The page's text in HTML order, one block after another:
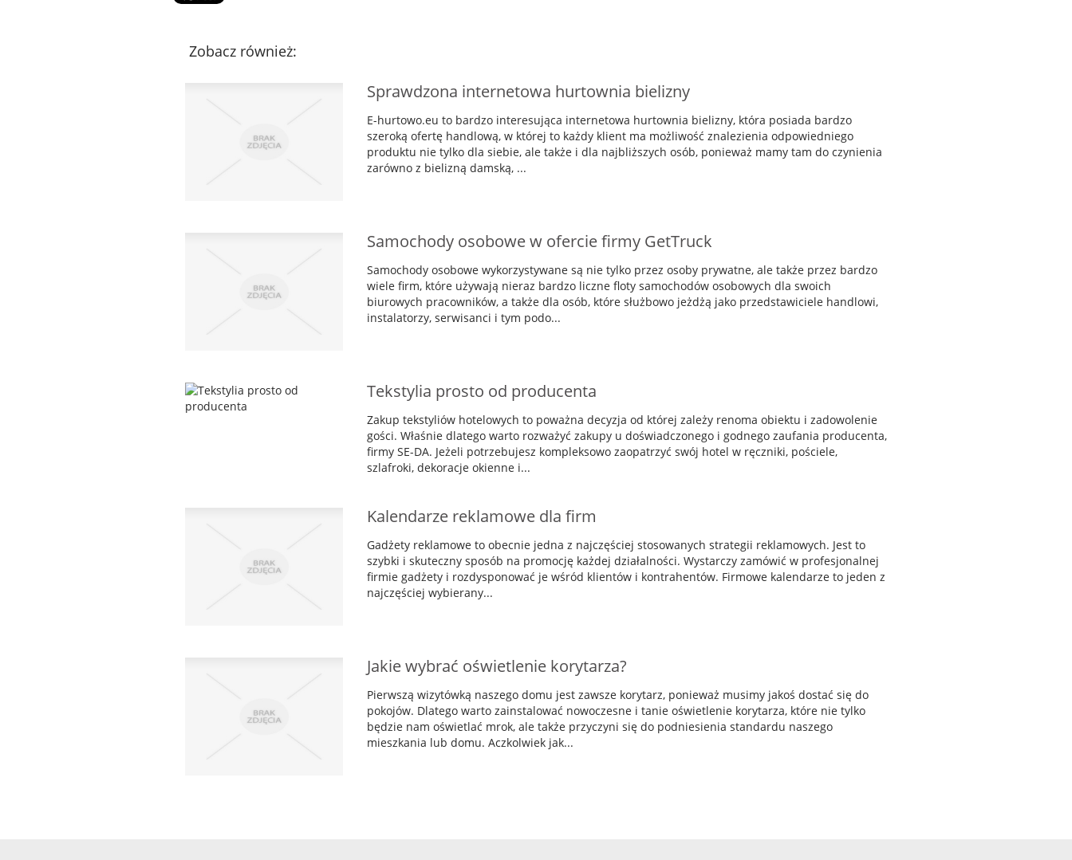
Zobacz również:
Sprawdzona internetowa hurtownia bielizny
E-hurtowo.eu to bardzo interesująca internetowa hurtownia bielizny, która posiada bardzo
szeroką ofertę handlową, w której to każdy klient ma możliwość znalezienia odpowiedniego
produktu nie tylko dla siebie, ale także i dla najbliższych osób, ponieważ mamy tam do czynienia
zarówno z bielizną damską, ...
Samochody osobowe w ofercie firmy GetTruck
Samochody osobowe wykorzystywane są nie tylko przez osoby prywatne, ale także przez bardzo
wiele firm, które używają nieraz bardzo liczne floty samochodów osobowych dla swoich
biurowych pracowników, a także dla osób, które służbowo jeżdżą jako przedstawiciele handlowi,
instalatorzy, serwisanci i tym podo...
Tekstylia prosto od producenta
Zakup tekstyliów hotelowych to poważna decyzja od której zależy renoma obiektu i zadowolenie
gości. Właśnie dlatego warto rozważyć zakupy u doświadczonego i godnego zaufania producenta,
firmy SE-DA. Jeżeli potrzebujesz kompleksowo zaopatrzyć swój hotel w ręczniki, pościele,
szlafroki, dekoracje okienne i...
Kalendarze reklamowe dla firm
Gadżety reklamowe to obecnie jedna z najczęściej stosowanych strategii reklamowych. Jest to
szybki i skuteczny sposób na promocję każdej działalności. Wystarczy zamówić w profesjonalnej
firmie gadżety i rozdysponować je wśród klientów i kontrahentów. Firmowe kalendarze to jeden z
najczęściej wybierany...
Jakie wybrać oświetlenie korytarza?
Pierwszą wizytówką naszego domu jest zawsze korytarz, ponieważ musimy jakoś dostać się do
pokojów. Dlatego warto zainstalować nowoczesne i tanie oświetlenie korytarza, które nie tylko
będzie nam oświetlać mrok, ale także przyczyni się do podniesienia standardu naszego
mieszkania lub domu. Aczkolwiek jak...